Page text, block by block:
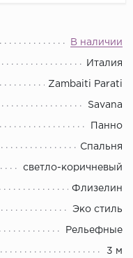
В наличии
Италия
Zambaiti Parati
Savana
Панно
Спальня
светло-коричневый
Флизелин
Эко стиль
Рельефные
3 м